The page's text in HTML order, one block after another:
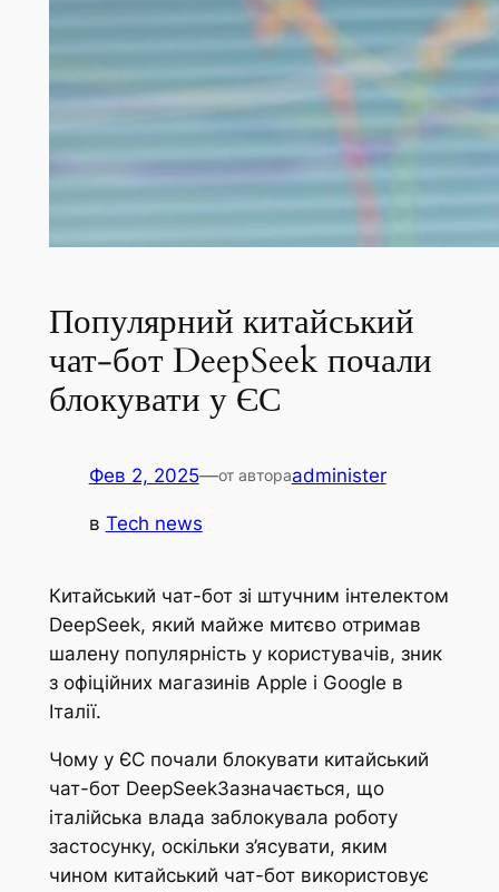
Популярний китайський
чат-бот DeepSeek почали
блокувати у ЄС
Фев 2, 2025—от автораadminister
в Tech news
Китайський чат-бот зі штучним інтелектом
DeepSeek, який майже митєво отримав
шалену популярність у користувачів, зник
з офіційних магазинів Apple і Google в
Італії.
Чому у ЄС почали блокувати китайський
чат-бот DeepSeekЗазначається, що
італійська влада заблокувала роботу
застосунку, оскільки з’ясувати, яким
чином китайський чат-бот використовує